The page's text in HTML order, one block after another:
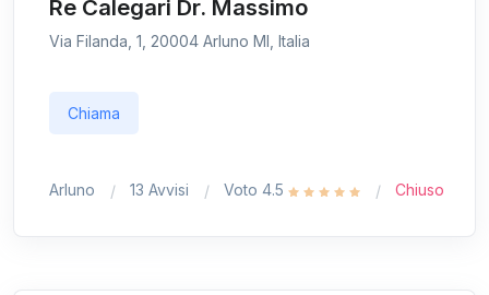
Re Calegari Dr. Massimo
Via Filanda, 1, 20004 Arluno MI, Italia
Chiama
Arluno 13 Avvisi Voto 4.5 Chiuso